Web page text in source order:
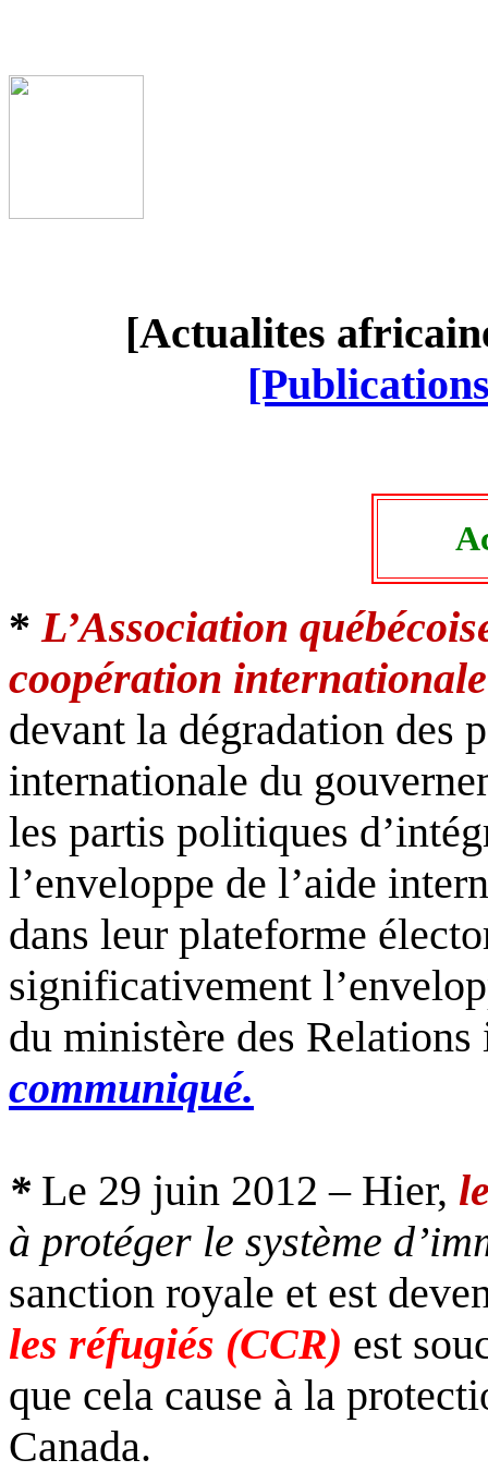
[Actualites
* L’Association
coopération
devant la dégradation des
internationale du
les partis politiques
l’enveloppe de l’aide
dans leur plateforme
significativement
du ministère des
communiqué.
* Le 29 juin 2012 – Hier,
à protéger le système
sanction royale et est
les réfugiés (CCR) est
que cela cause à la
Canada.